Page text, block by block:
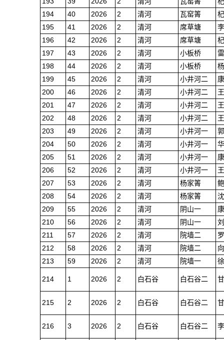
194
40 2026 2 清河 瓦窑箐
195
41 2026 2 清河 席草塘
196
42 2026 2 清河 席草塘
197
43 2026 2 清河 小板桥
198
44 2026 2 清河 小板桥
199
45 2026 2 清河 小井河二
200
46 2026 2 清河 小井河二
201
47 2026 2 清河 小井河二
202
48 2026 2 清河 小井河二
203
49 2026 2 清河 小井河一
204
50 2026 2 清河 小井河一
205
51 2026 2 清河 小井河一
206
52 2026 2 清河 小井河一
207
53 2026 2 清河 杨家箐
208
54 2026 2 清河 杨家箐
209
55 2026 2 清河 阴山一
210
56 2026 2 清河 阴山一
211
57 2026 2 清河 院墙二
212
58 2026 2 清河 院墙二
213
59 2026 2 清河 院墙一
214 1 2026 2 白石谷 白石谷二
215 2 2026 2 白石谷 白石谷二
216 3 2026 2 白石谷 白石谷二